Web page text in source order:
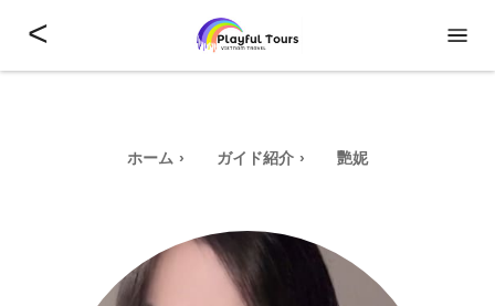
<
ホーム ガイド紹介 艷妮